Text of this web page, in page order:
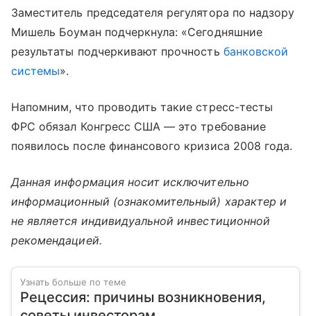
Заместитель председателя регулятора по надзору
Мишель Боуман подчеркнула: «Сегодняшние
результаты подчеркивают прочность банковской
системы».
Напомним, что проводить такие стресс-тесты
ФРС обязал Конгресс США — это требование
появилось после финансового кризиса 2008 года.
Данная информация носит исключительно
информационный (ознакомительный) характер и
не является индивидуальной инвестиционной
рекомендацией.
Узнать больше по теме
Рецессия: причины возникновения,